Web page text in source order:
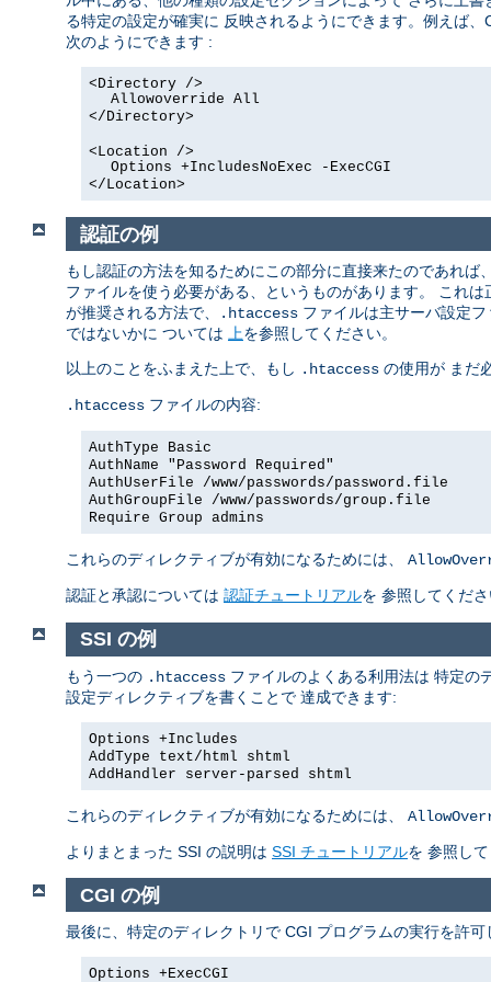
る特定の設定が確実に 反映されるようにできます。例えば
次のようにできます :
<Directory />
Allowoverride All
</Directory>
<Location />
Options +IncludesNoExec -ExecCGI
</Location>
認証の例
もし認証の方法を知るためにこの部分に直接来たのであれ
ファイルを使う必要がある、というものがあります。 これ
が推奨される方法で、
.htaccess ファイルは主サーバ設定
ではないかに ついては 上を参照してください。
以上のことをふまえた上で、もし .htaccess の使用が まだ
.htaccess ファイルの内容:
AuthType Basic
AuthName "Password Required"
AuthUserFile /www/passwords/password.file
AuthGroupFile /www/passwords/group.file
Require Group admins
これらのディレクティブが有効になるためには、
認証と承認については 認証チュートリアルを 参照してくだ
SSI の例
もう一つの .htaccess ファイルのよくある利用法は 特定の
設定ディレクティブを書くことで 達成できます:
Options +Includes
AddType text/html shtml
AddHandler server-parsed shtml
これらのディレクティブが有効になるためには、
よりまとまった SSI の説明は SSI チュートリアルを 参照し
CGI の例
最後に、特定のディレクトリで CGI プログラムの実行を許
Options +ExecCGI